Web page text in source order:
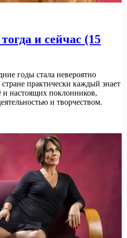
и сейчас (15
годы стала невероятно
практически каждый знает
и настоящих поклонников,
и творчеством.